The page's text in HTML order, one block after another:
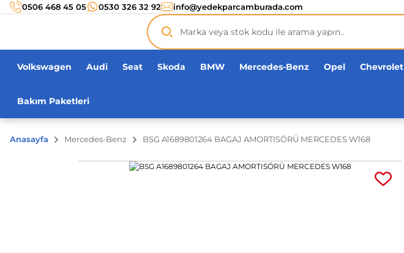
Türkiye’nin her noktasına 3000 TL ve üzerikargo ücretsiz!
Orijinal ürün
Üç yüz yirmi bin ürünadeti!
0506 468 45 05 0530 326 32 92 info@yedekparcamburada.com
Volkswagen Audi Seat Skoda BMW Mercedes-Benz Opel Chevrolet
Bakım Paketleri
Anasayfa Mercedes-Benz BSG A1689801264 BAGAJ AMORTISÖRÜ MERCEDES W168